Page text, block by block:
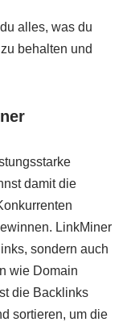
alles, was du
behalten und
damit die
LinkMiner
sondern auch
wie Domain
die Backlinks
sortieren, um die